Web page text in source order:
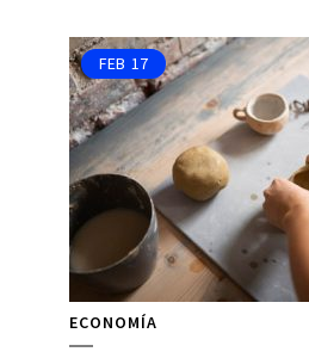
FEB 17
ECONOMÍA